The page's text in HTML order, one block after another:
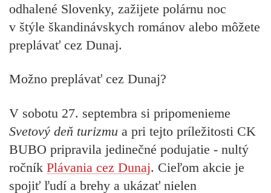
odhalené Slovenky, zažijete polárnu noc
v štýle škandinávskych románov alebo môžete
preplávať cez Dunaj.
Možno preplávať cez Dunaj?
V sobotu 27. septembra si pripomenieme
Svetový deň turizmu a pri tejto príležitosti CK
BUBO pripravila jedinečné podujatie - nultý
ročník Plávania cez Dunaj. Cieľom akcie je
spojiť ľudí a brehy a ukázať nielen